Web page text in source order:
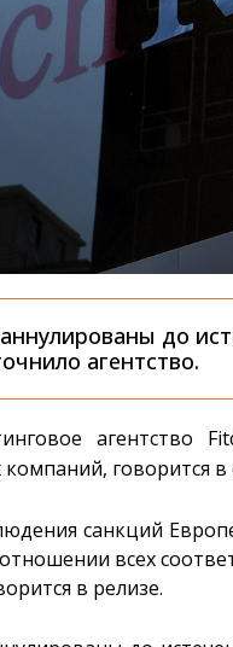
до
агентство.
агентство
компаний, говорится
санкций
всех
в релизе.